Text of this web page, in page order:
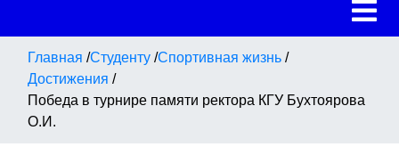
Главная /Студенту /Спортивная жизнь /
Достижения /
Победа в турнире памяти ректора КГУ Бухтоярова
О.И.